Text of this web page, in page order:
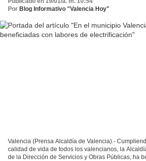
Por Blog Informativo "Valencia Hoy"
Valencia (Prensa Alcaldía de Valencia).-
calidad de vida de todos los valencianos, la
de la Dirección de Servicios y Obras Públicas, ha